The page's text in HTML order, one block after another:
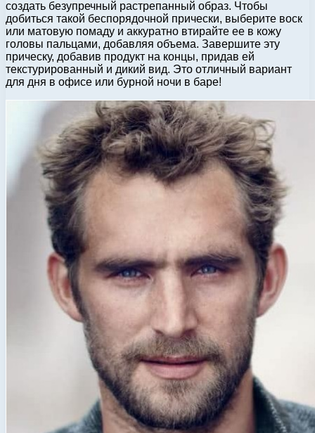
создать безупречный растрепанный образ. Чтобы
добиться такой беспорядочной прически, выберите воск
или матовую помаду и аккуратно втирайте ее в кожу
головы пальцами, добавляя объема. Завершите эту
прическу, добавив продукт на концы, придав ей
текстурированный и дикий вид. Это отличный вариант
для дня в офисе или бурной ночи в баре!